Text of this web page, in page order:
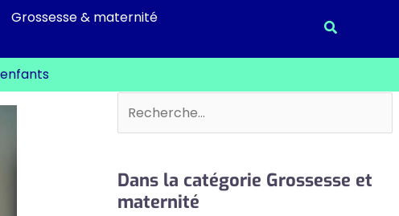
Grossesse & maternité
Rechercher
Dans la catégorie Grossesse et
maternité